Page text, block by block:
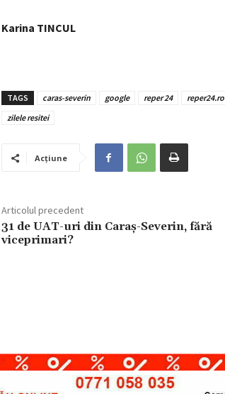
Karina TINCUL
TAGS caras-severin google reper 24 reper24.ro
zilele resitei
Acțiune
Articolul precedent
31 de UAT-uri din Caraș-Severin, fără
viceprimari?